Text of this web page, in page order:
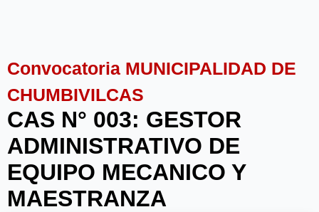
Convocatoria MUNICIPALIDAD DE
CHUMBIVILCAS
CAS N° 003: GESTOR
ADMINISTRATIVO DE
EQUIPO MECANICO Y
MAESTRANZA